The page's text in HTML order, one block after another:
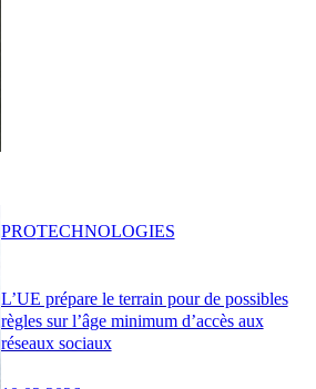
L’UE prépare le terrain pour de possibles
règles sur l’âge minimum d’accès aux
réseaux sociaux
PROTECHNOLOGIES